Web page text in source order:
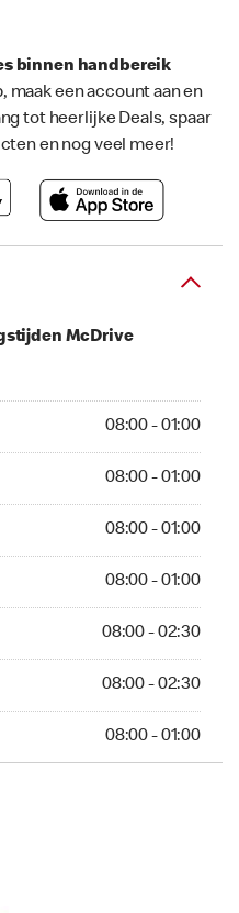
binnen handbereik
maak een account aan en
tot heerlijke Deals, spaar
en nog veel meer!
McDrive
08:00 - 01:00
08:00 - 01:00
08:00 - 01:00
08:00 - 01:00
08:00 - 02:30
08:00 - 02:30
08:00 - 01:00